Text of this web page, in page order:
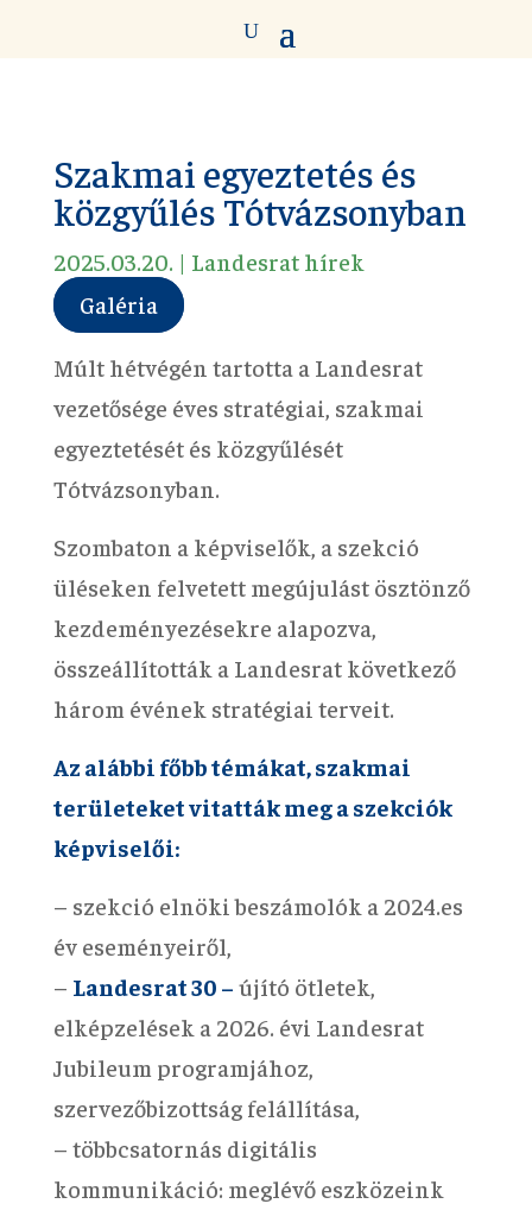
Szakmai egyeztetés és
közgyűlés Tótvázsonyban
2025.03.20. | Landesrat hírek
Galéria
Múlt hétvégén tartotta a Landesrat
vezetősége éves stratégiai, szakmai
egyeztetését és közgyűlését
Tótvázsonyban.
Szombaton a képviselők, a szekció
üléseken felvetett megújulást ösztönző
kezdeményezésekre alapozva,
összeállították a Landesrat következő
három évének stratégiai terveit.
Az alábbi főbb témákat, szakmai
területeket vitatták meg a szekciók
képviselői:
– szekció elnöki beszámolók a 2024.es
év eseményeiről,
– Landesrat 30 – újító ötletek,
elképzelések a 2026. évi Landesrat
Jubileum programjához,
szervezőbizottság felállítása,
– többcsatornás digitális
kommunikáció: meglévő eszközeink